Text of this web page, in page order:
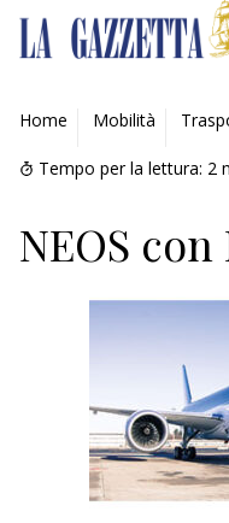
AMBIENTE
MOBILITÀ
INDUSTRIA
TURISMO
CULTURA
Home Mobilità
Tempo per la lettura: 2
NEOS